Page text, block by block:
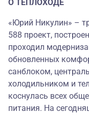
О ТЕПЛОХОДЕ
«Юрий Никулин» –
588 проект,
проходил
обновленных
санблоком,
холодильником и
коснулась всех
питания. На